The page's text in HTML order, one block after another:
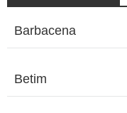
Barbacena
Betim